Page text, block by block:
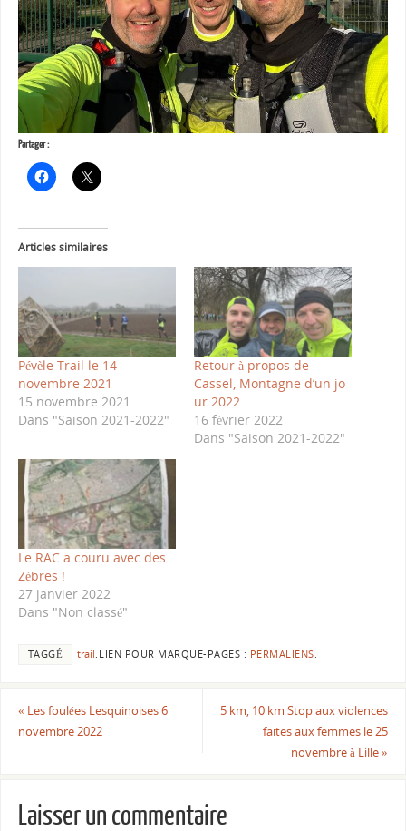
Partager :
Articles similaires
Pévèle Trail le 14
novembre 2021
15 novembre 2021
Dans "Saison 2021-2022"
Retour à propos de
Cassel, Montagne d’un jo
ur 2022
16 février 2022
Dans "Saison 2021-2022"
Le RAC a couru avec des
Zébres !
27 janvier 2022
Dans "Non classé"
TAGGÉ trail. LIEN POUR MARQUE-PAGES : PERMALIENS.
« Les foulées Lesquinoises 6
novembre 2022
5 km, 10 km Stop aux violences
faites aux femmes le 25
novembre à Lille»
Laisser un commentaire